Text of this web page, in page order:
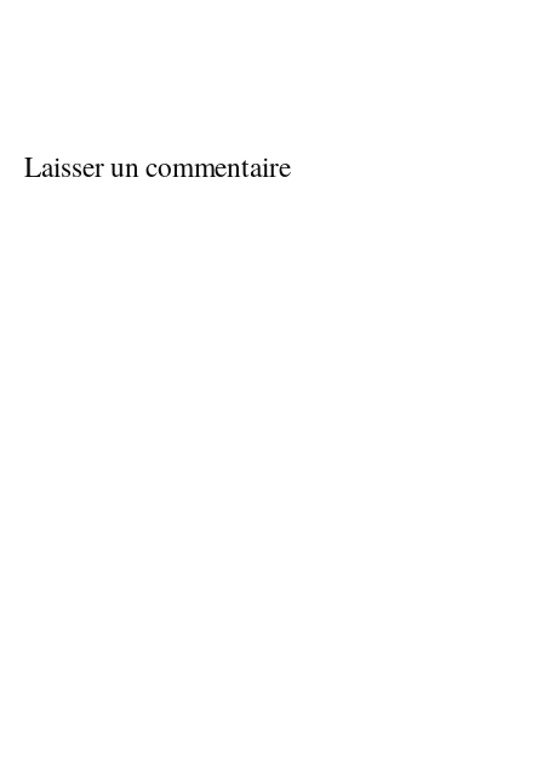
Laisser un commentaire